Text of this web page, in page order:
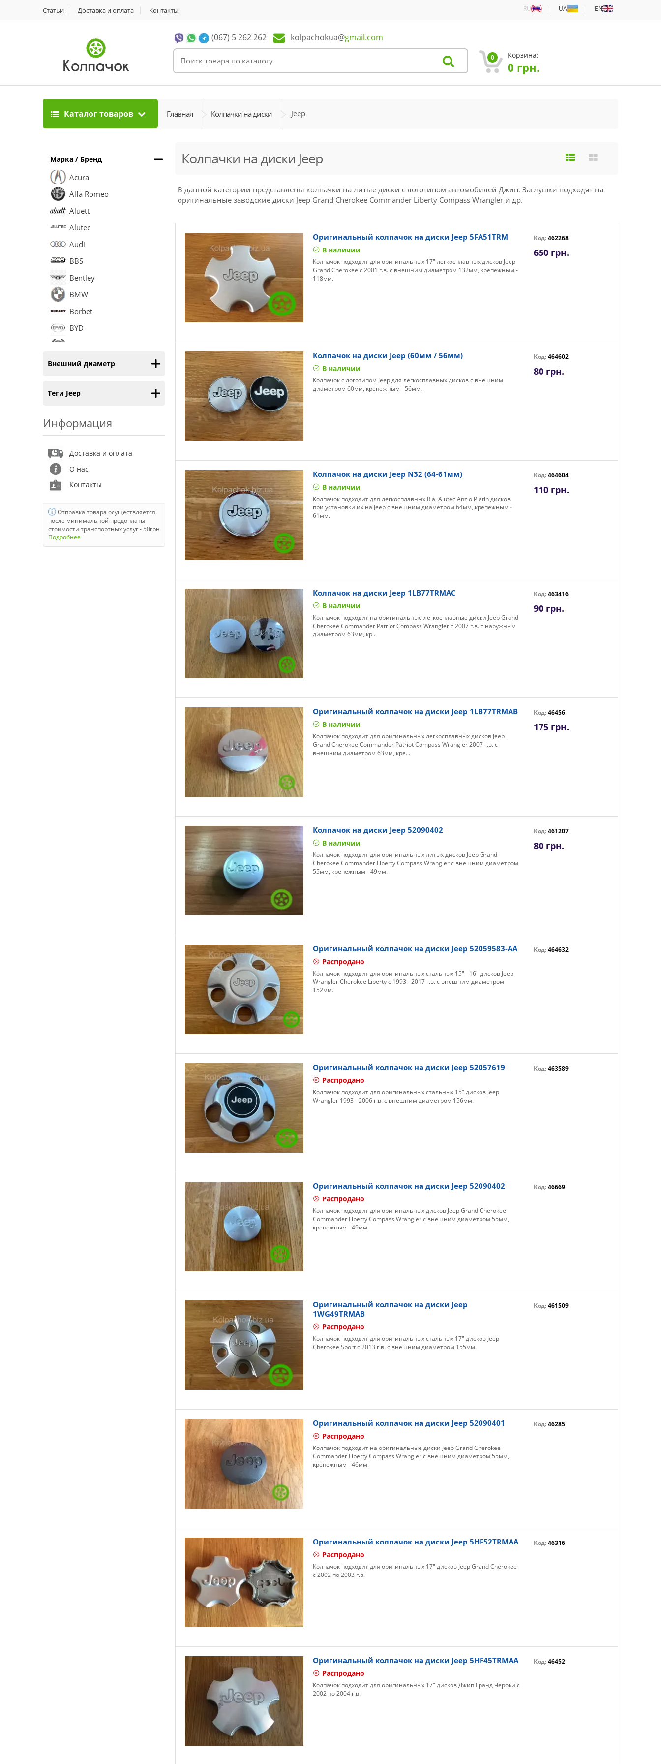
Статьи Доставка и оплата Контакты RU UA EN
(067) 5 262 262 kolpachokua@gmail.com
0 Корзина:
0 грн.
Каталог товаров Главная Колпачки на диски Jeep
Марка / Бренд
Acura
Alfa Romeo
Aluett
Alutec
Audi
BBS
Bentley
BMW
Borbet
BYD
Chery
Chrysler
Daewoo
Geely
Great Wall
Honda
Внешний диаметр
Теги Jeep
Информация
Доставка и оплата
О нас
Контакты
Отправка товара осуществляется
после минимальной предоплаты
стоимости транспортных услуг - 50грн
Подробнее
Колпачки на диски Jeep
В данной категории представлены колпачки на литые диски с логотипом автомобилей Джип. Заглушки подходят на
оригинальные заводские диски Jeep Grand Cherokee Commander Liberty Compass Wrangler и др.
Оригинальный колпачок на диски Jeep 5FA51TRM
В наличии
Колпачок подходит для оригинальных 17" легкосплавных дисков Jeep
Grand Cherokee с 2001 г.в. с внешним диаметром 132мм, крепежным -
118мм.
Код:462268
650 грн.
Колпачок на диски Jeep (60мм / 56мм)
В наличии
Колпачок с логотипом Jeep для легкосплавных дисков с внешним
диаметром 60мм, крепежным - 56мм.
Код:464602
80 грн.
Колпачок на диски Jeep N32 (64-61мм)
В наличии
Колпачок подходит для легкосплавных Rial Alutec Anzio Platin дисков
при установки их на Jeep с внешним диаметром 64мм, крепежным -
61мм.
Код:464604
110 грн.
Колпачок на диски Jeep 1LB77TRMAC
В наличии
Колпачок подходит на оригинальные легкосплавные диски Jeep Grand
Cherokee Commander Patriot Compass Wrangler с 2007 г.в. с наружным
диаметром 63мм, кр...
Код:463416
90 грн.
Оригинальный колпачок на диски Jeep 1LB77TRMAB
В наличии
Колпачок подходит для оригинальных легкосплавных дисков Jeep
Grand Cherokee Commander Patriot Compass Wrangler 2007 г.в. с
внешним диаметром 63мм, кре...
Код:46456
175 грн.
Колпачок на диски Jeep 52090402
В наличии
Колпачок подходит для оригинальных литых дисков Jeep Grand
Cherokee Commander Liberty Compass Wrangler с внешним диаметром
55мм, крепежным - 49мм.
Код:461207
80 грн.
Оригинальный колпачок на диски Jeep 52059583-AA
Распродано
Колпачок подходит для оригинальных стальных 15" - 16" дисков Jeep
Wrangler Cherokee Liberty с 1993 - 2017 г.в. с внешним диаметром
152мм.
Код:464632
Оригинальный колпачок на диски Jeep 52057619
Распродано
Колпачок подходит для оригинальных стальных 15" дисков Jeep
Wrangler 1993 - 2006 г.в. с внешним диаметром 156мм.
Код:463589
Оригинальный колпачок на диски Jeep 52090402
Распродано
Колпачок подходит для оригинальных дисков Jeep Grand Cherokee
Commander Liberty Compass Wrangler с внешним диаметром 55мм,
крепежным - 49мм.
Код:46669
Оригинальный колпачок на диски Jeep
1WG49TRMAB
Распродано
Колпачок подходит для оригинальных стальных 17" дисков Jeep
Cherokee Sport с 2013 г.в. с внешним диаметром 155мм.
Код:461509
Оригинальный колпачок на диски Jeep 52090401
Распродано
Колпачок подходит на оригинальные диски Jeep Grand Cherokee
Commander Liberty Compass Wrangler с внешним диаметром 55мм,
крепежным - 46мм.
Код:46285
Оригинальный колпачок на диски Jeep 5HF52TRMAA
Распродано
Колпачок подходит для оригинальных 17" дисков Jeep Grand Cherokee
с 2002 по 2003 г.в.
Код:46316
Оригинальный колпачок на диски Jeep 5HF45TRMAA
Распродано
Колпачок подходит для оригинальных 17" дисков Джип Гранд Чероки с
2002 по 2004 г.в.
Код:46452